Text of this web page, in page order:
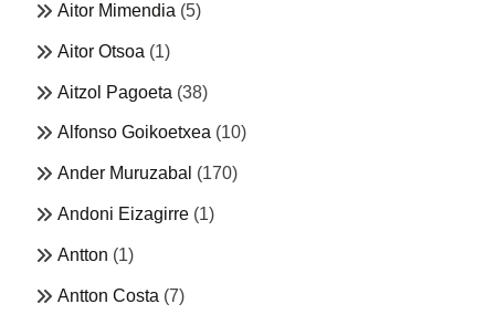
Aitor Mimendia (5)
Aitor Otsoa (1)
Aitzol Pagoeta (38)
Alfonso Goikoetxea (10)
Ander Muruzabal (170)
Andoni Eizagirre (1)
Antton (1)
Antton Costa (7)